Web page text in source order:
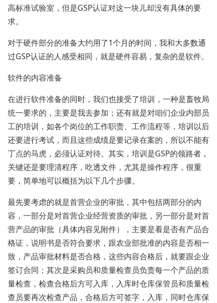
高标准试验室，但是GSP认证对这一块儿却没有具体的要
求。
对于硬件部分的准备大约用了1个月的时间，我和大多数通
过GSP认证的人感受相同，就是硬件容易，复杂的是软件。
软件的内容准备
在进行软件准备的同时，我们也接受了培训，一种是畜牧局
统一要求的，主要是我去参加；还有就是对咱们企业内部员
工的培训，如各个岗位的工作职责、工作流程等，培训以后
还要进行考试，而且这些成绩是要记录在案的，所以不能有
丁点的马虎，必须认证对待。其实，培训是GSP的领路者，
关键还是要理清程序，吃透文件，尤其是操作程序，很重
要，简单地可以概括为以下几个步骤。
最先要考虑的就是首营企业的审批，其中包括两部分的内
容，一部分是对首营企业经营资质的审批，另一部分是对首
营产品的审批（具体内容见附件），主要是看是否有产品合
格证，说明书是否符合要求，跟农业部批准的内容是否相一
致，产品审批材料是否合格，这些内容合格后，就要跟企业
签订合同；其次是采购员和质量检查员负责每一个产品的质
量检查，检查合格后方可入库，入库时仓库保管员和质量检
查员要再次检查产品，合格后方可签字，入库，同时仓库保